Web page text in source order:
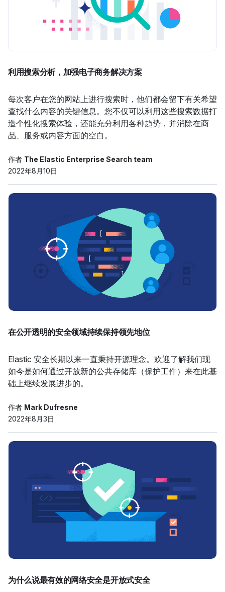
利用搜索分析，加强电子商务解决方案
每次客户在您的网站上进行搜索时，他们都会留下有关希望
查找什么内容的关键信息。您不仅可以利用这些搜索数据打
造个性化搜索体验，还能充分利用各种趋势，并消除在商
品、服务或内容方面的空白。
作者 The Elastic Enterprise Search team
2022年8月10日
在公开透明的安全领域持续保持领先地位
Elastic 安全长期以来一直秉持开源理念。欢迎了解我们现
如今是如何通过开放新的公共存储库（保护工件）来在此基
础上继续发展进步的。
作者 Mark Dufresne
2022年8月3日
为什么说最有效的网络安全是开放式安全